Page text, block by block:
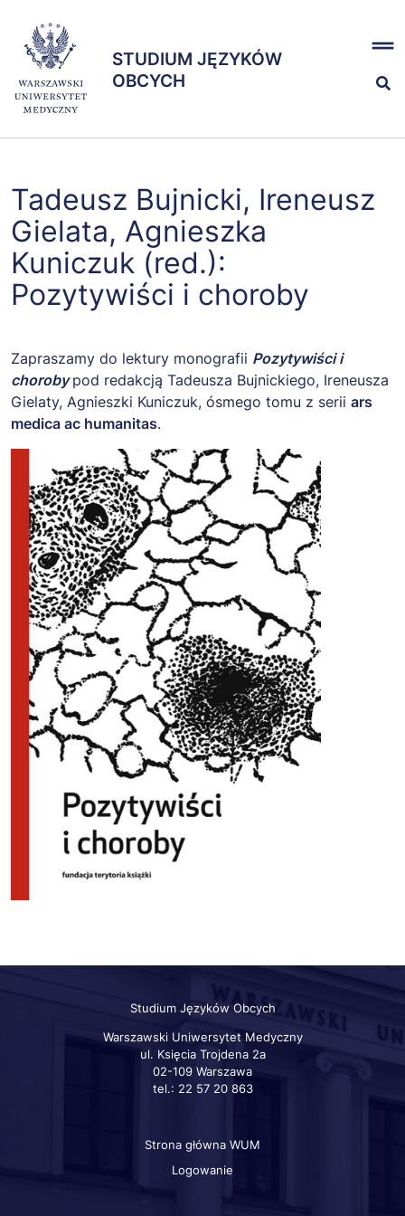
treści
STUDIUM JĘZYKÓW
OBCYCH
x
STUDIUM JĘZYKÓW
OBCYCH
Egzaminy
Zespół
Tadeusz Bujnicki, Ireneusz
Gielata, Agnieszka
Kuniczuk (red.):
Pozytywiści i choroby
Zapraszamy do lektury monografii Pozytywiści i
chorobypod redakcją Tadeusza Bujnickiego, Ireneusza
Gielaty, Agnieszki Kuniczuk, ósmego tomu z serii ars
medica ac humanitas.
Studium Języków Obcych
Warszawski Uniwersytet Medyczny
ul. Księcia Trojdena 2a
02-109 Warszawa
tel.: 22 57 20 863
Strona główna WUM
Logowanie